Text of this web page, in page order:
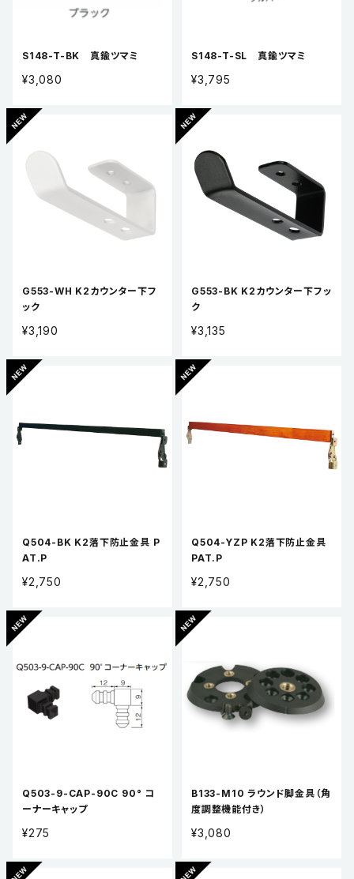
S148-T-BK 真鍮ツマミ
¥3,080
S148-T-SL 真鍮ツマミ
¥3,795
G553-WH K2カウンター下フ
ック
¥3,190
G553-BK K2カウンター下フッ
ク
¥3,135
Q504-BK K2落下防止金具 P
AT.P
¥2,750
Q504-YZP K2落下防止金具
PAT.P
¥2,750
Q503-9-CAP-90C 90° コ
ーナーキャップ
¥275
B133-M10 ラウンド脚金具（角
度調整機能付き）
¥3,080